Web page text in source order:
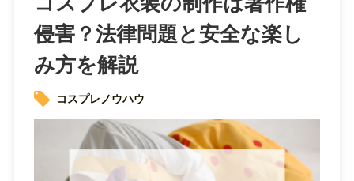
侵害？法律問題と安全な楽し
み方を解説
コスプレノウハウ